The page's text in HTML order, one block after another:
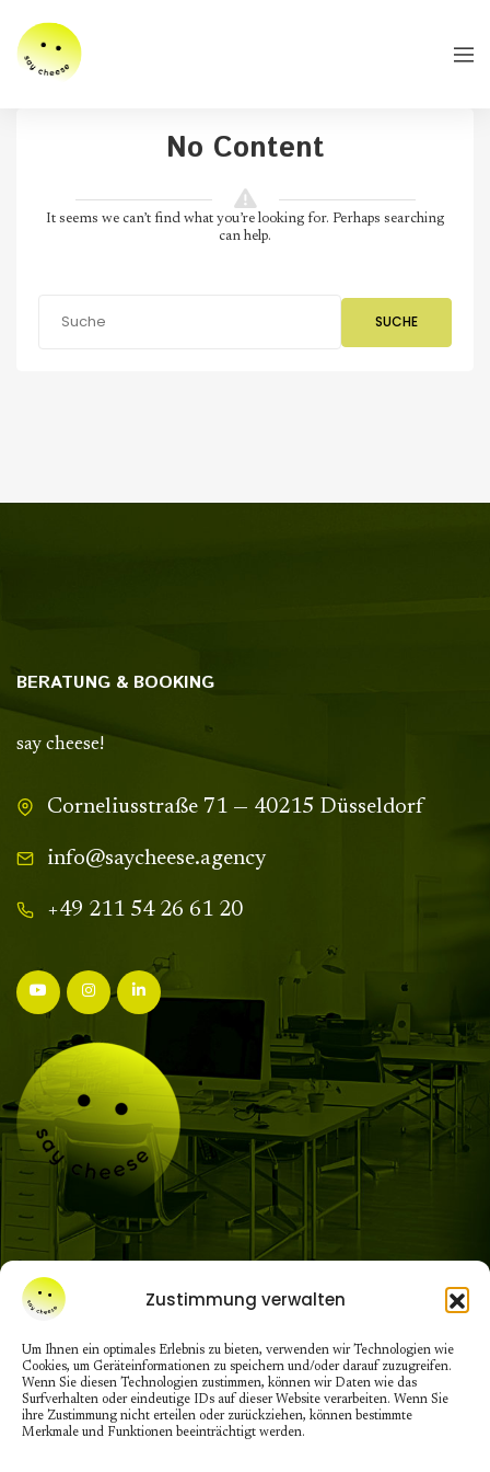
Zustimmung verwalten
Um Ihnen ein optimales Erlebnis zu bieten, verwenden wir Technologien wie
Cookies, um Geräteinformationen zu speichern und/oder darauf zuzugreifen.
Wenn Sie diesen Technologien zustimmen, können wir Daten wie das
Surfverhalten oder eindeutige IDs auf dieser Website verarbeiten. Wenn Sie
ihre Zustimmung nicht erteilen oder zurückziehen, können bestimmte
Merkmale und Funktionen beeinträchtigt werden.
No Content
It seems we can’t find what you’re looking for. Perhaps searching
can help.
SUCHE
BERATUNG & BOOKING
say cheese!
Corneliusstraße 71 — 40215 Düsseldorf
info@saycheese.agency
+49 211 54 26 61 20‬